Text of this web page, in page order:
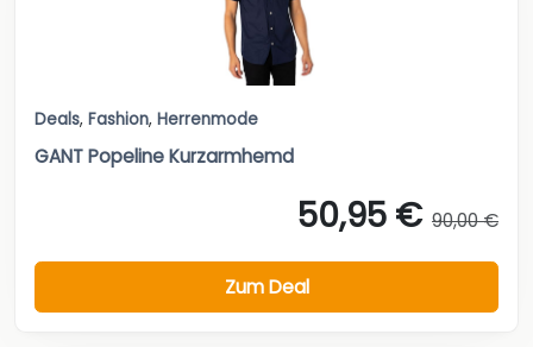
Deals, Fashion, Herrenmode
GANT Popeline Kurzarmhemd
50,95 € 90,00 €
Zum Deal